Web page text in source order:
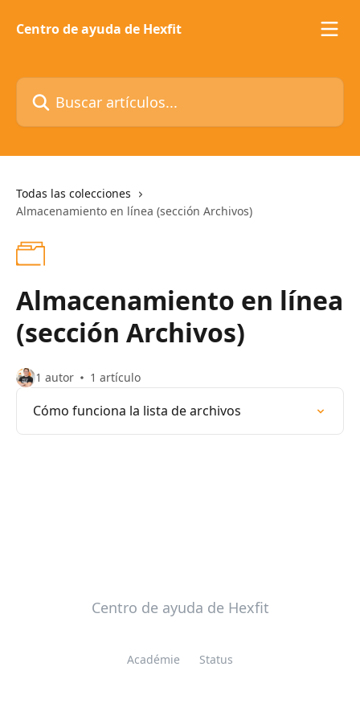
Centro de ayuda de Hexfit
Buscar artículos...
Todas las colecciones
Almacenamiento en línea (sección Archivos)
Almacenamiento en línea
(sección Archivos)
1 autor 1 artículo
Cómo funciona la lista de archivos
Centro de ayuda de Hexfit
Académie Status